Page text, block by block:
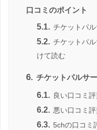
口コミのポイント
5.1. チケットパ
5.2. チケットパ
けて読む
6. チケットパルサ
6.1. 良い口コミ評
6.2. 悪い口コミ評
6.3. 5chの口コミ